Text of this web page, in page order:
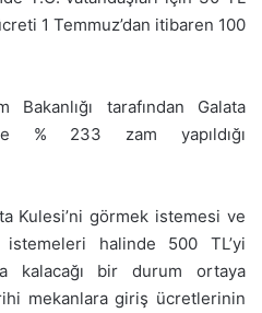
1 Temmuz’dan itibaren 100
tarafından Galata
% 233 zam yapıldığı
Kulesi’ni görmek istemesi ve
halinde 500 TL’yi
kalacağı bir durum ortaya
mekanlara giriş ücretlerinin